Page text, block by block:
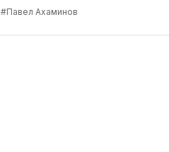
#Павел Ахаминов